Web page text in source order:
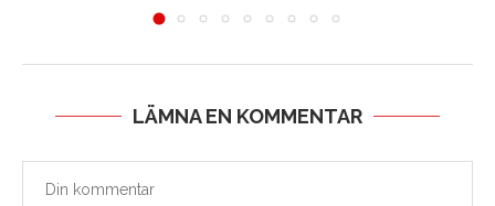
LÄMNA EN KOMMENTAR